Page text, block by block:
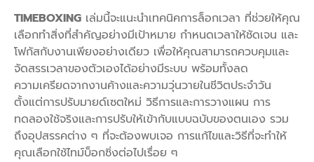
TIMEBOXING เล่มนี้จะแนะนำเทคนิคการล็อกเวลา ที่ช่วยให้คุณ
เลือกทำสิ่งที่สำคัญอย่างมีเป้าหมาย กำหนดเวลาให้ชัดเจน และ
โฟกัสกับงานเพียงอย่างเดียว เพื่อให้คุณสามารถควบคุมและ
จัดสรรเวลาของตัวเองได้อย่างมีระบบ พร้อมทั้งลด
ความเครียดจากงานค้างและความวุ่นวายในชีวิตประจำวัน
ตั้งแต่การปรับมายด์เซตใหม่ วิธีการและการวางแผน การ
ทดลองใช้จริงและการปรับให้เข้ากับแบบฉบับของตนเอง รวม
ถึงอุปสรรคต่าง ๆ ที่จะต้องพบเจอ การแก้ไขและวิธีที่จะทำให้
คุณเลือกใช้ไทม์บ็อกซิ่งต่อไปเรื่อย ๆ